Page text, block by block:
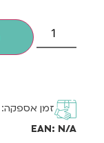
זמן אספקה: 5 ימי עסקים
EAN: N/A